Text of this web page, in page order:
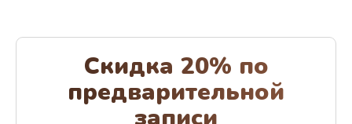
Заказать
Ремонт капучинатора
650 руб.
Скидка 20% по
предварительной